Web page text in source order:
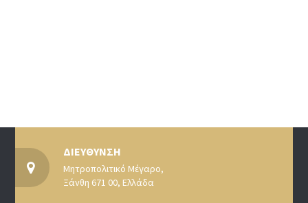
ΔΙΕΥΘΥΝΣΗ
Μητροπολιτικό Μέγαρο,
Ξάνθη 671 00, Ελλάδα